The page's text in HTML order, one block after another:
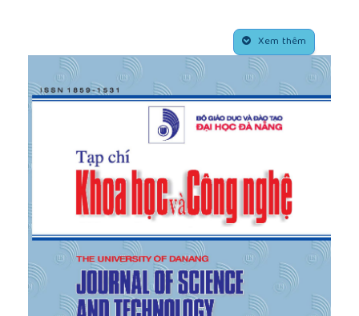
incident microblasting technique", Biomaterials.
[5]Dorozhkin, S.V., "Calcium orthophosphates as
bioceramics: state of the art", Journal of Functional
Biomaterials. 1(1)2010: p. 22-107.
Seol, Y.-J., et al., "Fabrication of a
hydroxyapatite scaffold for bone tissue
regeneration using microstereolithography and
molding technology", Microelectronic Engineering.
86(4)2009: p. 1443-1446.
Dent, C. and I. Davies, "Calcium metabolism in
bone disease: effects of treatment with
microcrystalline calcium hydroxyapatite compound
and dihydrotachysterol", Journal of the Royal
Society of Medicine. 73(11)1980: p. 780-785.
[8]Wang, Y., L. Liu, and S. Guo, "Characterization of
biodegradable and cytocompatible nano-
Xem thêm